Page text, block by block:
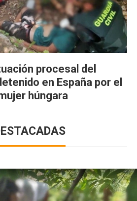
procesal del
en España por el
húngara